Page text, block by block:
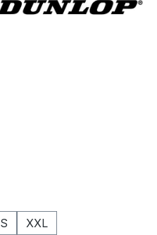
S XXL